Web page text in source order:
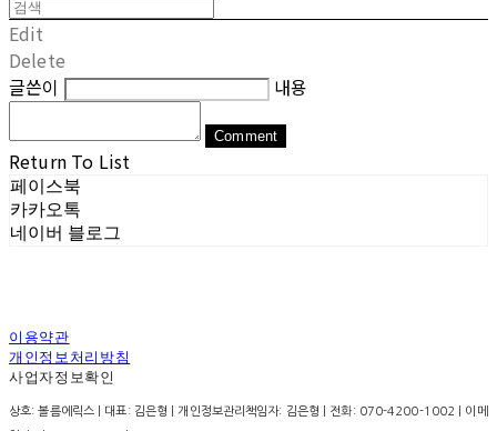
Edit
Delete
글쓴이
내용
Comment
Return To List
페이스북
카카오톡
네이버 블로그
이용약관
개인정보처리방침
사업자정보확인
상호: 볼름에릭스 | 대표: 김은형 | 개인정보관리책임자: 김은형 | 전화: 070-4200-1002 | 이메